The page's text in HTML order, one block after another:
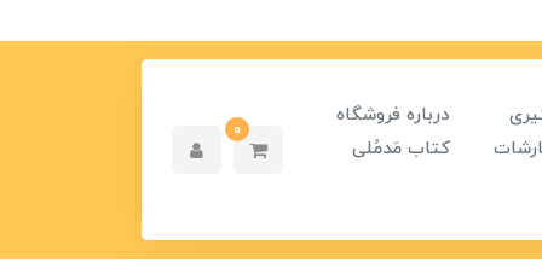
درباره فروشگاه
کتاب مَدمُلی
0